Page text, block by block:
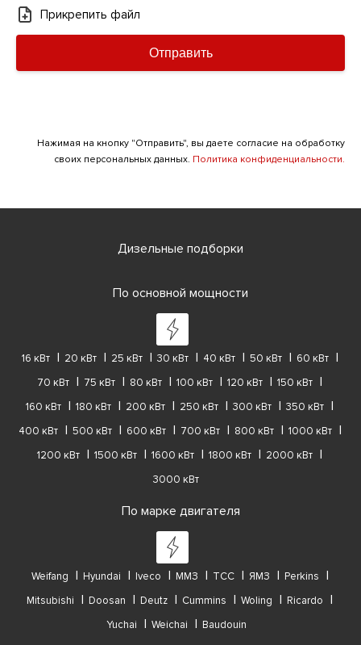
Прикрепить файл
Отправить
Нажимая на кнопку "Отправить", вы даете согласие на обработку
своих персональных данных. Политика конфиденциальности.
Дизельные подборки
По основной мощности
16 кВт 20 кВт 25 кВт 30 кВт 40 кВт 50 кВт
60 кВт
70 кВт
75 кВт 80 кВт 100 кВт 120 кВт
150 кВт
160 кВт
180 кВт 200 кВт 250 кВт 300 кВт
350 кВт
400 кВт
500 кВт 600 кВт 700 кВт 800 кВт
1000 кВт
1200 кВт
1500 кВт 1600 кВт 1800 кВт
2000 кВт
3000 кВт
По марке двигателя
Weifang Hyundai Iveco ММЗ ТСС ЯМЗ
Perkins
Mitsubishi
Doosan Deutz Cummins Woling
Ricardo
Yuchai
Weichai Baudouin